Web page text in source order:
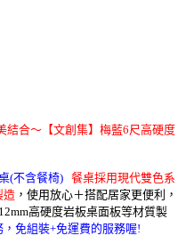
結合～ 【文創集】 梅藍6尺高硬度
(不含餐椅) 餐桌採用現代雙色系
造 ，使用放心＋搭配居家更便利，
高硬度岩板桌面板等材質製
免組裝+免運費的服務喔!